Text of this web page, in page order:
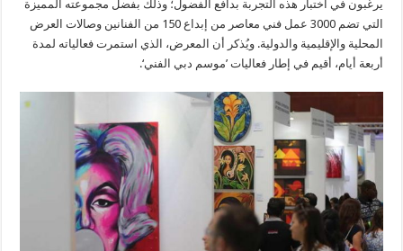
يرغبون في اختبار هذه التجربة بدافع الفضول؛ وذلك بفضل مجموعته المميزة
التي تضم 3000 عمل فني معاصر من إبداع 150 من الفنانين وصالات العرض
المحلية والإقليمية والدولية. ويُذكر أن المعرض، الذي استمرت فعالياته لمدة
أربعة أيام، أقيم في إطار فعاليات ’موسم دبي الفني‘.